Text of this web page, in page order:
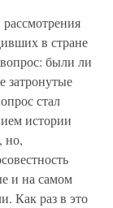
в стране
были ли
затронутые
стал
истории
но,
и на самом
Как раз в это